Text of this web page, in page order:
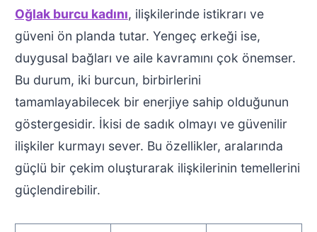
Oğlak burcu kadını, ilişkilerinde istikrarı ve
güveni ön planda tutar. Yengeç erkeği ise,
duygusal bağları ve aile kavramını çok önemser.
Bu durum, iki burcun, birbirlerini
tamamlayabilecek bir enerjiye sahip olduğunun
göstergesidir. İkisi de sadık olmayı ve güvenilir
ilişkiler kurmayı sever. Bu özellikler, aralarında
güçlü bir çekim oluşturarak ilişkilerinin temellerini
güçlendirebilir.